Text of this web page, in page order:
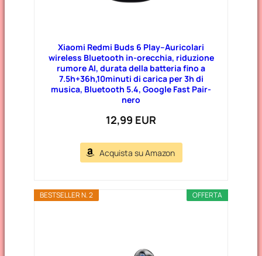
Xiaomi Redmi Buds 6 Play–Auricolari
wireless Bluetooth in-orecchia, riduzione
rumore AI, durata della batteria fino a
7.5h+36h,10minuti di carica per 3h di
musica, Bluetooth 5.4, Google Fast Pair-
nero
12,99 EUR
Acquista su Amazon
OFFERTA
BESTSELLER N. 2